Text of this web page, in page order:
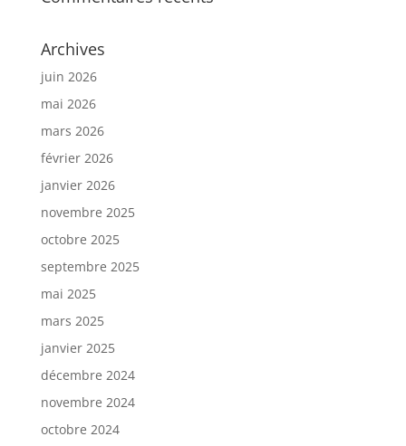
Archives
juin 2026
mai 2026
mars 2026
février 2026
janvier 2026
novembre 2025
octobre 2025
septembre 2025
mai 2025
mars 2025
janvier 2025
décembre 2024
novembre 2024
octobre 2024